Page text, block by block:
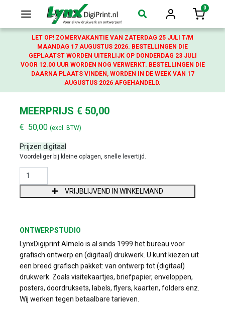
Login
0
LET OP! ZOMERVAKANTIE VAN ZATERDAG 25 JULI T/M
MAANDAG 17 AUGUSTUS 2026. BESTELLINGEN DIE
GEPLAATST WORDEN UITERLIJK OP DONDERDAG 23 JULI
VOOR 12.00 UUR WORDEN NOG VERWERKT. BESTELLINGEN DIE
DAARNA PLAATS VINDEN, WORDEN IN DE WEEK VAN 17
AUGUSTUS 2026 AFGEHANDELD.
MEERPRIJS € 50,00
€ 50,00 (excl. BTW)
Prijzen digitaal
Voordeliger bij kleine oplagen, snelle levertijd.
MEERPRIJS € 50,00 AANTAL
VRIJBLIJVEND IN WINKELMAND
ONTWERPSTUDIO
LynxDigiprint Almelo is al sinds 1999 het bureau voor
grafisch ontwerp en (digitaal) drukwerk. U kunt kiezen uit
een breed grafisch pakket: van ontwerp tot (digitaal)
drukwerk. Zoals visitekaartjes, briefpapier, enveloppen,
posters, doordruksets, labels, flyers, kaarten, folders enz.
Wij werken tegen betaalbare tarieven.